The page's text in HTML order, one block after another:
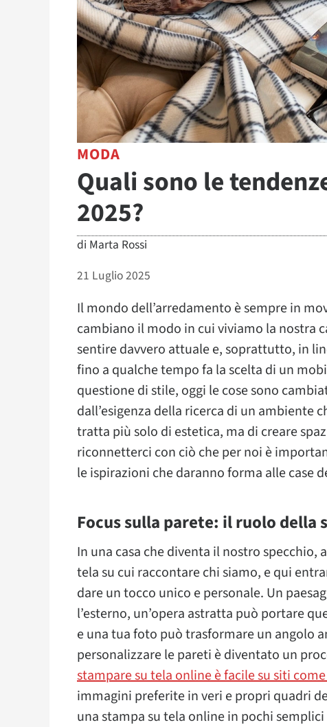
MODA
Quali sono le
2025?
di Marta Rossi
21 Luglio 2025
Il mondo dell’arredamento è sempre in
cambiano il modo in cui viviamo la nostra
sentire davvero attuale e, soprattutto, in
fino a qualche tempo fa la scelta di un
questione di stile, oggi le cose sono
dall’esigenza della ricerca di un ambiente
tratta più solo di estetica, ma di creare
riconnetterci con ciò che per noi è
le ispirazioni che daranno forma alle case
Focus sulla parete: il ruolo della
In una casa che diventa il nostro
tela su cui raccontare chi siamo, e qui
dare un tocco unico e personale. Un
l’esterno, un’opera astratta può portare
e una tua foto può trasformare un angolo
personalizzare le pareti è diventato un
stampare su tela online è facile su siti
immagini preferite in veri e propri quadri
una stampa su tela online in pochi